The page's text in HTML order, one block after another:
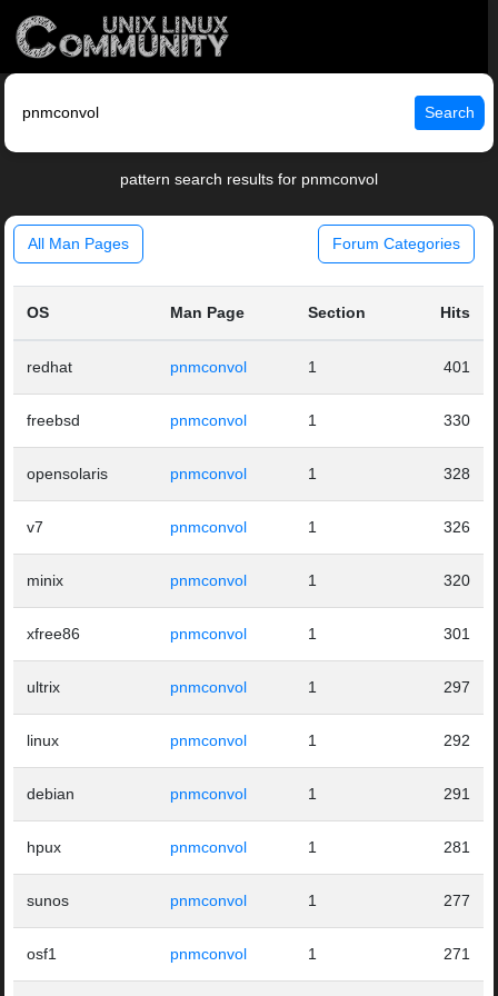
Search
pattern search results for pnmconvol
All Man Pages Forum Categories
OS Man Page Section Hits
redhat pnmconvol 1 401
freebsd pnmconvol 1 330
opensolaris pnmconvol 1 328
v7 pnmconvol 1 326
minix pnmconvol 1 320
xfree86 pnmconvol 1 301
ultrix pnmconvol 1 297
linux pnmconvol 1 292
debian pnmconvol 1 291
hpux pnmconvol 1 281
sunos pnmconvol 1 277
osf1 pnmconvol 1 271